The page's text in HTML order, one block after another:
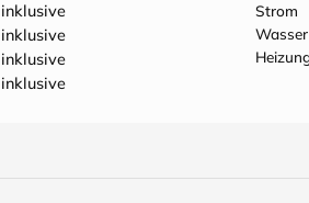
inklusive
inklusive
inklusive
inklusive
Strom
Wasser